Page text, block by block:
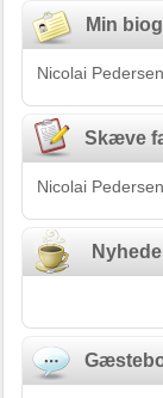
Min
Nicolai
Skæve
Nicolai